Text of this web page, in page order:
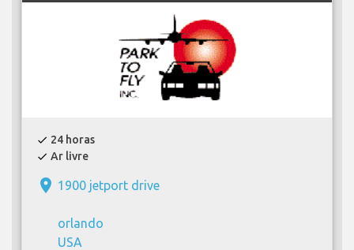
check 24 horas
check Ar livre
place 1900 jetport drive
orlando
USA